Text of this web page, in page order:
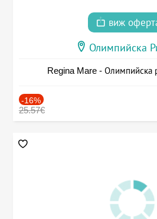
виж
Олимпийска
Regina Mare - Олимпийска
-16%
25.57€